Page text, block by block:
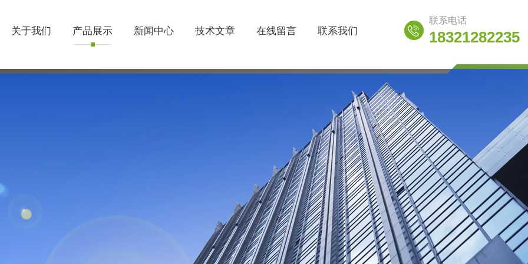
关于我们 产品展示 新闻中心 技术文章 在线留言 联系我们
联系电话
18321282235